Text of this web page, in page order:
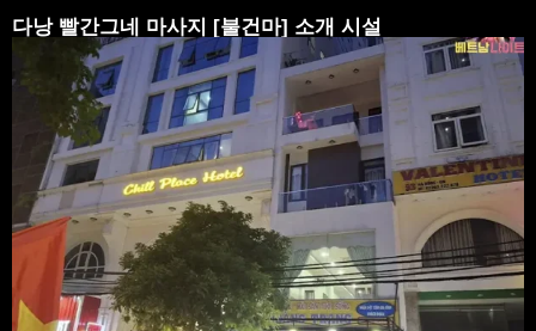
다낭 빨간그네 마사지 [불건마] 소개 시설